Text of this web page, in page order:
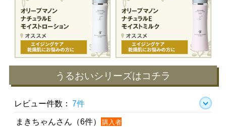
うるおいシリーズはコチラ
レビュー件数： 7件
まきちゃんさん（6件）
購入者